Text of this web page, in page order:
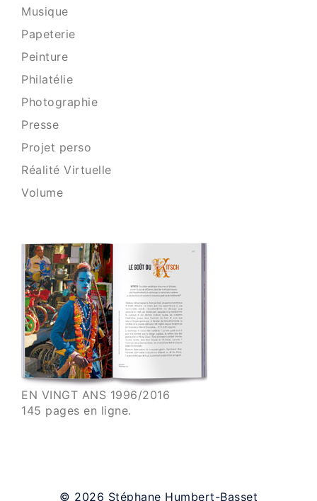
Musique
Papeterie
Peinture
Philatélie
Photographie
Presse
Projet perso
Réalité Virtuelle
Volume
EN VINGT ANS 1996/2016
145 pages en ligne.
© 2026 Stéphane Humbert-Basset